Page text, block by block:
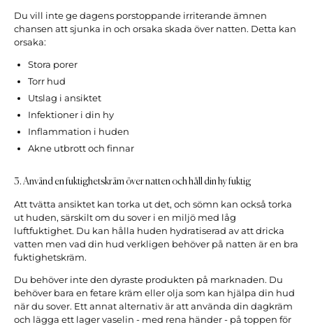
Du vill inte ge dagens porstoppande irriterande ämnen
chansen att sjunka in och orsaka skada över natten. Detta kan
orsaka:
Stora porer
Torr hud
Utslag i ansiktet
Infektioner i din hy
Inflammation i huden
Akne utbrott och finnar
3. Använd en fuktighetskräm över natten och håll din hy fuktig
Att tvätta ansiktet kan torka ut det, och sömn kan också torka
ut huden, särskilt om du sover i en miljö med låg
luftfuktighet. Du kan hålla huden hydratiserad av att dricka
vatten men vad din hud verkligen behöver på natten är en bra
fuktighetskräm.
Du behöver inte den dyraste produkten på marknaden. Du
behöver bara en fetare kräm eller olja som kan hjälpa din hud
när du sover. Ett annat alternativ är att använda din dagkräm
och lägga ett lager vaselin - med rena händer - på toppen för